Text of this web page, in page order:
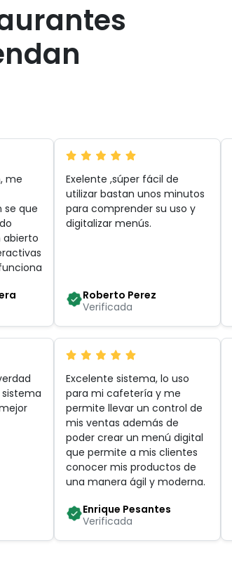
me
se que
abierto
Exelente ,súper fácil de
utilizar bastan unos minutos
para comprender su uso y
digitalizar menús.
Roberto Perez
Verificada
Excelente sistema, lo uso
para mi cafetería y me
permite llevar un control de
mis ventas además de
poder crear un menú digital
que permite a mis clientes
conocer mis productos de
una manera ágil y moderna.
Enrique Pesantes
Verificada